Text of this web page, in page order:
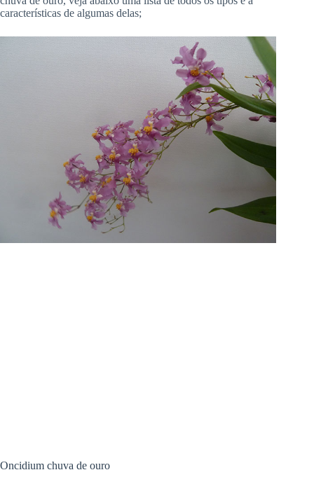
características de algumas delas;
Oncidium chuva de ouro